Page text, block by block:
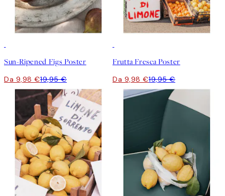
Sun-Ripened Figs Poster
Da 9,98 €19,95 €
Frutta Fresca Poster
Da 9,98 €19,95 €